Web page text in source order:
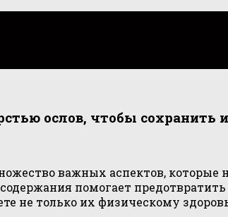
ослов, чтобы сохранить
важных аспектов, которые
помогает
не только их физическому